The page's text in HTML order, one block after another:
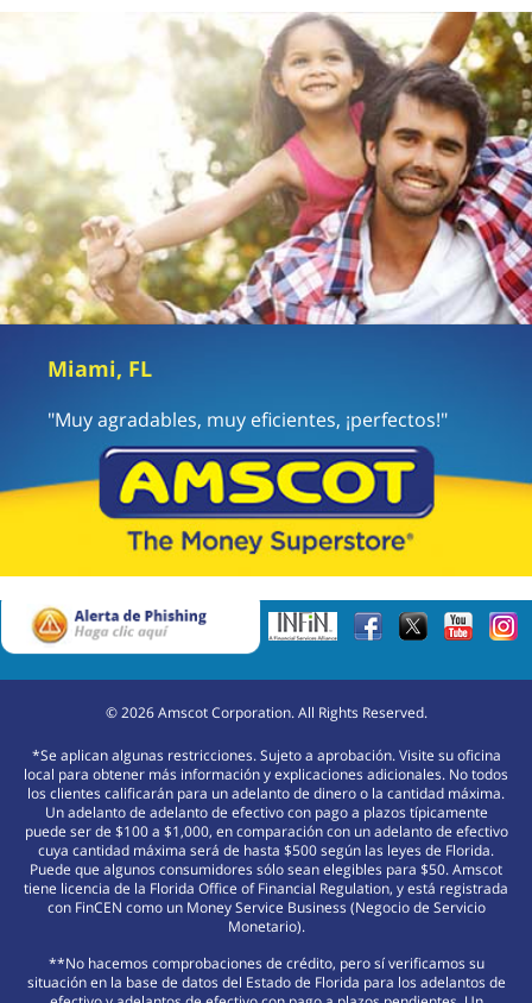
Miami, FL
"Muy agradables, muy eficientes, ¡perfectos!"
©2026Amscot Corporation. All Rights Reserved.
*Se aplican algunas restricciones. Sujeto a aprobación. Visite su oficina
local para obtener más información y explicaciones adicionales. No todos
los clientes calificarán para un adelanto de dinero o la cantidad máxima.
Un adelanto de adelanto de efectivo con pago a plazos típicamente
puede ser de $100 a $1,000, en comparación con un adelanto de efectivo
cuya cantidad máxima será de hasta $500 según las leyes de Florida.
Puede que algunos consumidores sólo sean elegibles para $50. Amscot
tiene licencia de la Florida Office of Financial Regulation, y está registrada
con FinCEN como un Money Service Business (Negocio de Servicio
Monetario).
**No hacemos comprobaciones de crédito, pero sí verificamos su
situación en la base de datos del Estado de Florida para los adelantos de